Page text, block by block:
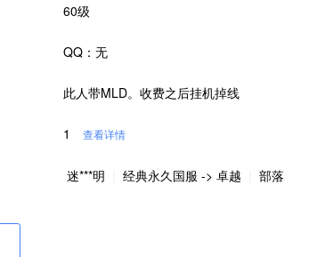
60级
QQ：无
此人带MLD。收费之后挂机掉线
1 查看详情
迷***明 经典永久国服 -> 卓越 部落